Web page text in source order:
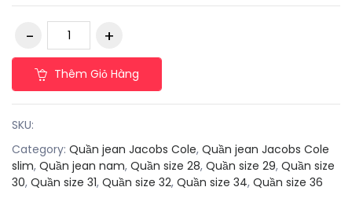
Thêm Giỏ Hàng
SKU:
Category: Quần jean Jacobs Cole, Quần jean Jacobs Cole
slim, Quần jean nam, Quần size 28, Quần size 29, Quần size
30, Quần size 31, Quần size 32, Quần size 34, Quần size 36